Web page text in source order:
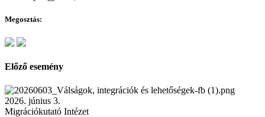
Megosztás:
Előző esemény
2026. június 3.
Migrációkutató Intézet